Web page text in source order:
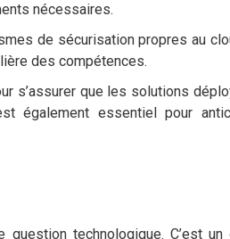
nécessaires.
de sécurisation propres au
des compétences.
s’assurer que les solutions
également essentiel pour
technologique. C’est